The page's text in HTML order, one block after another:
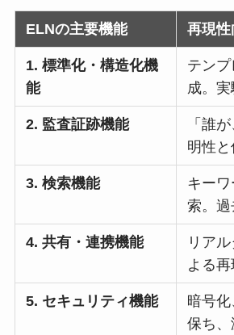
ELNの主要機能 再現
1. 標準化・構造化機
能
テン
成。
2. 監査証跡機能
「誰
明性
3. 検索機能
キー
索。
4. 共有・連携機能
リア
よる
5. セキュリティ機能
暗号
保ち